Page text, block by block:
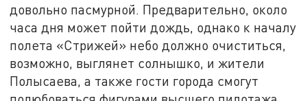
довольно пасмурной. Предварительно, около
часа дня может пойти дождь, однако к началу
полета «Стрижей» небо должно очиститься,
возможно, выглянет солнышко, и жители
Полысаева, а также гости города смогут